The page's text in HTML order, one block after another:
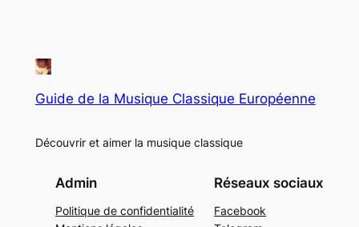
Guide de la Musique Classique Européenne
Découvrir et aimer la musique classique
Admin
Politique de confidentialité
Réseaux sociaux
Facebook